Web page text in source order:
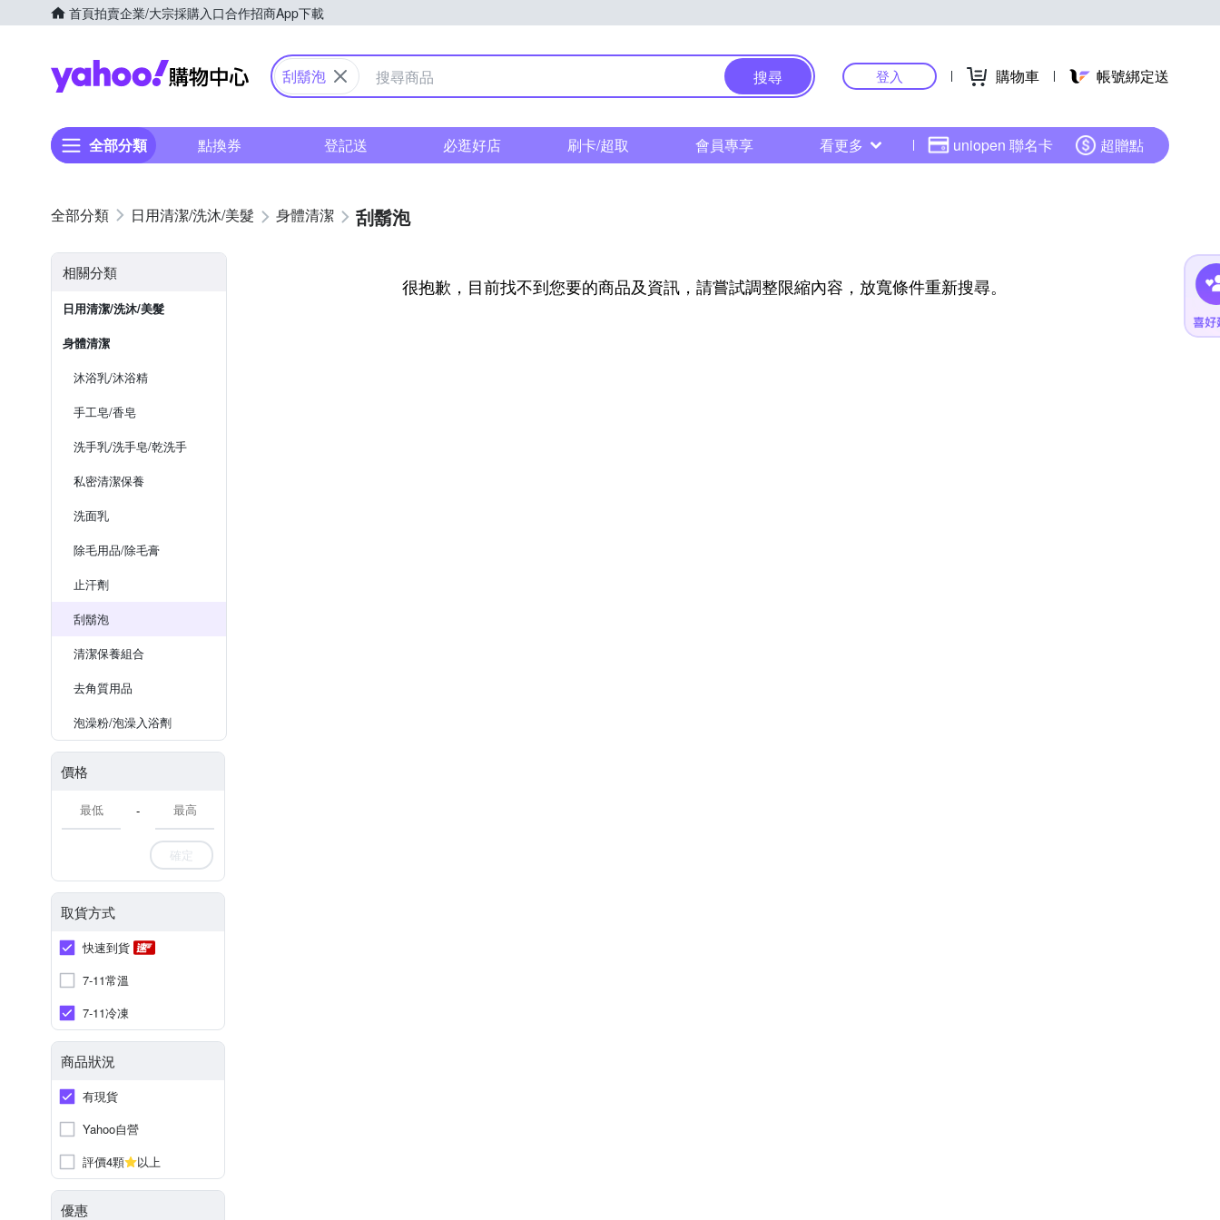
首頁拍賣企業/大宗採購入口合作招商App下載
Yahoo購物中心
刮鬍泡 搜尋 登入 購物車 帳號綁定送
全部分類 點換券 登記送 必逛好店 刷卡/超取 會員專享 看更多 uniopen 聯名卡 超贈點
日用清潔/洗沐/美髮 身體清潔 刮鬍泡
相關分類
日用清潔/洗沐/美髮
身體清潔
沐浴乳/沐浴精
手工皂/香皂
洗手乳/洗手皂/乾洗手
私密清潔保養
洗面乳
除毛用品/除毛膏
止汗劑
刮鬍泡
清潔保養組合
去角質用品
泡澡粉/泡澡入浴劑
價格
-
確定
取貨方式
快速到貨
7-11常溫
7-11冷凍
商品狀況
有現貨
Yahoo自營
評價4顆
以上
優惠
很抱歉，目前找不到您要的商品及資訊，請嘗試調整限縮內容，放寬條件重新搜尋。